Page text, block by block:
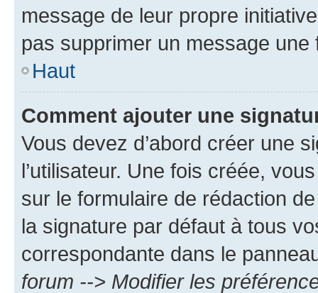
message de leur propre
pas supprimer un message une
Haut
Comment ajouter une
Vous devez d’abord créer une
l’utilisateur. Une fois créée,
sur le formulaire de rédaction
la signature par défaut à tous
correspondante dans le
forum --> Modifier les